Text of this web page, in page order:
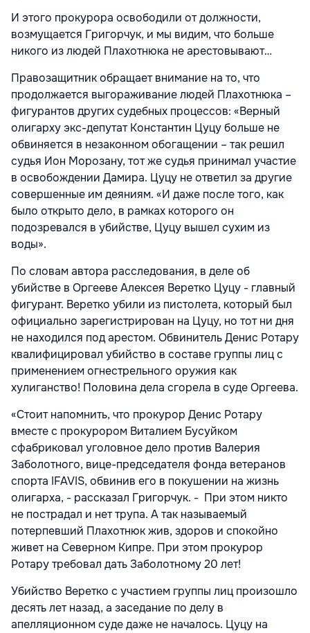
И этого прокурора освободили от должности,
возмущается Григорчук, и мы видим, что больше
никого из людей Плахотнюка не арестовывают…
Правозащитник обращает внимание на то, что
продолжается выгораживание людей Плахотнюка –
фигурантов других судебных процессов: «Верный
олигарху экс-депутат Константин Цуцу больше не
обвиняется в незаконном обогащении – так решил
судья Ион Морозану, тот же судья принимал участие
в освобождении Дамира. Цуцу не ответил за другие
совершенные им деяниям. «И даже после того, как
было открыто дело, в рамках которого он
подозревался в убийстве, Цуцу вышел сухим из
воды».
По словам автора расследования, в деле об
убийстве в Оргееве Алексея Веретко Цуцу - главный
фигурант. Веретко убили из пистолета, который был
официально зарегистрирован на Цуцу, но тот ни дня
не находился под арестом. Обвинитель Денис Ротару
квалифицировал убийство в составе группы лиц с
применением огнестрельного оружия как
хулиганство! Половина дела сгорела в суде Оргеева.
«Стоит напомнить, что прокурор Денис Ротару
вместе с прокурором Виталием Бусуйком
сфабриковал уголовное дело против Валерия
Заболотного, вице-председателя фонда ветеранов
спорта IFAVIS, обвинив его в покушении на жизнь
олигарха, - рассказал Григорчук. - При этом никто
не пострадал и нет трупа. А так называемый
потерпевший Плахотнюк жив, здоров и спокойно
живет на Северном Кипре. При этом прокурор
Ротару требовал дать Заболотному 20 лет!
Убийство Веретко с участием группы лиц произошло
десять лет назад, а заседание по делу в
апелляционном суде даже не началось. Цуцу на